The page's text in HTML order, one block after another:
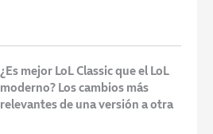
¿Es mejor LoL Classic que el LoL
moderno? Los cambios más
relevantes de una versión a otra